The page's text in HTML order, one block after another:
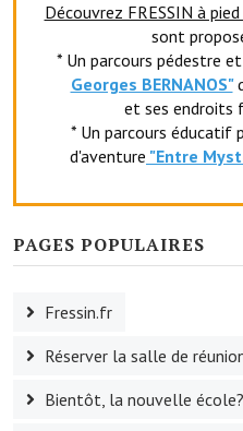
Découvrez FRESSIN à pied
sont
* Un parcours pédestre
Georges BERNANOS"
et ses endroits
* Un parcours éducatif
d'aventure "Entre
PAGES POPULAIRES
Fressin.fr
Réserver la salle de
Bientôt, la nouvelle école?